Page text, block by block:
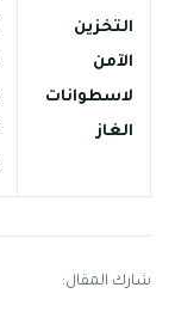
التخزين
الآمن
لاسطوانات
الغاز
شارك المقال: